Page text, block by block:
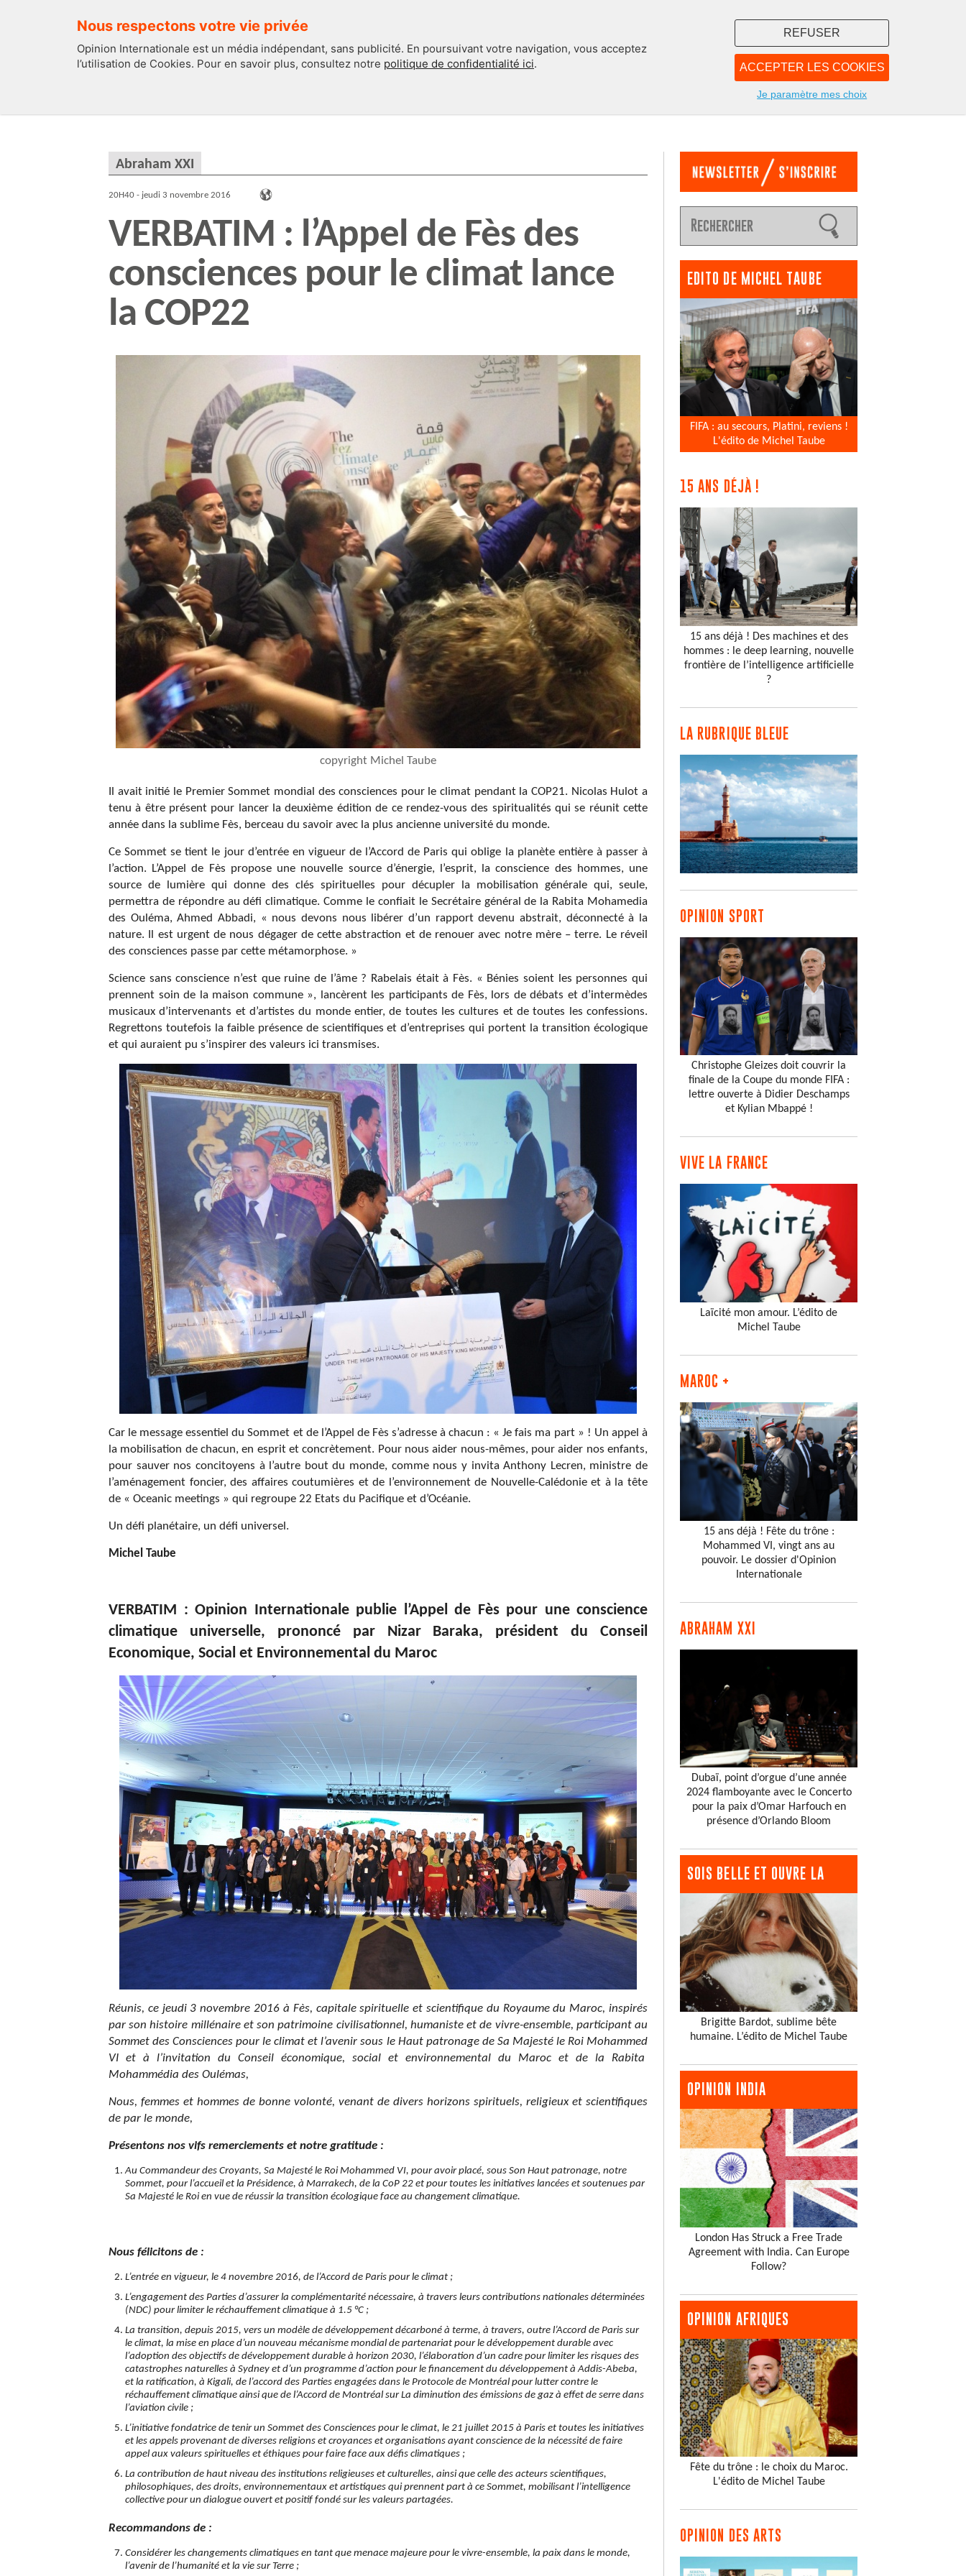
Nous respectons votre vie privée
Opinion Internationale est un média indépendant, sans publicité. En poursuivant votre navigation, vous acceptez
l’utilisation de Cookies. Pour en savoir plus, consultez notre politique de confidentialité ici. ACCEPTER LES COOKIES
REFUSER
Je paramètre mes choix
NOUS
Abraham XXI
20H40 - jeudi 3 novembre 2016
VERBATIM : l’Appel de Fès des
consciences pour le climat lance
la COP22
copyright Michel Taube
Il avait initié le Premier Sommet mondial des consciences pour le climat pendant la COP21. Nicolas Hulot a
tenu à être présent pour lancer la deuxième édition de ce rendez-vous des spiritualités qui se réunit cette
année dans la sublime Fès, berceau du savoir avec la plus ancienne université du monde.
Ce Sommet se tient le jour d’entrée en vigueur de l’Accord de Paris qui oblige la planète entière à passer à
l’action. L’Appel de Fès propose une nouvelle source d’énergie, l’esprit, la conscience des hommes, une
source de lumière qui donne des clés spirituelles pour décupler la mobilisation générale qui, seule,
permettra de répondre au défi climatique. Comme le confiait le Secrétaire général de la Rabita Mohamedia
des Ouléma, Ahmed Abbadi, « nous devons nous libérer d’un rapport devenu abstrait, déconnecté à la
nature. Il est urgent de nous dégager de cette abstraction et de renouer avec notre mère – terre. Le réveil
des consciences passe par cette métamorphose. »
Science sans conscience n’est que ruine de l’âme ? Rabelais était à Fès. « Bénies soient les personnes qui
prennent soin de la maison commune », lancèrent les participants de Fès, lors de débats et d’intermèdes
musicaux d’intervenants et d’artistes du monde entier, de toutes les cultures et de toutes les confessions.
Regrettons toutefois la faible présence de scientifiques et d’entreprises qui portent la transition écologique
et qui auraient pu s’inspirer des valeurs ici transmises.
Car le message essentiel du Sommet et de l’Appel de Fès s’adresse à chacun : « Je fais ma part » ! Un appel à
la mobilisation de chacun, en esprit et concrètement. Pour nous aider nous-mêmes, pour aider nos enfants,
pour sauver nos concitoyens à l’autre bout du monde, comme nous y invita Anthony Lecren, ministre de
l’aménagement foncier, des affaires coutumières et de l’environnement de Nouvelle-Calédonie et à la tête
de « Oceanic meetings » qui regroupe 22 Etats du Pacifique et d’Océanie.
Un défi planétaire, un défi universel.
Michel Taube
VERBATIM : Opinion Internationale publie l’Appel de Fès pour une conscience
climatique universelle, prononcé par Nizar Baraka, président du Conseil
Economique, Social et Environnemental du Maroc
Réunis, ce jeudi 3 novembre 2016 à Fès, capitale spirituelle et scientifique du Royaume du Maroc, inspirés
par son histoire millénaire et son patrimoine civilisationnel, humaniste et de vivre-ensemble, participant au
Sommet des Consciences pour le climat et l’avenir sous le Haut patronage de Sa Majesté le Roi Mohammed
VI et à l’invitation du Conseil économique, social et environnemental du Maroc et de la Rabita
Mohammédia des Oulémas,
Nous, femmes et hommes de bonne volonté, venant de divers horizons spirituels, religieux et scientifiques
de par le monde,
Présentons nos vifs remerciements et notre gratitude :
Au Commandeur des Croyants, Sa Majesté le Roi Mohammed VI, pour avoir placé, sous Son Haut patronage, notre
Sommet, pour l’accueil et la Présidence, à Marrakech, de la CoP 22 et pour toutes les initiatives lancées et soutenues par
Sa Majesté le Roi en vue de réussir la transition écologique face au changement climatique.
Nous félicitons de :
L’entrée en vigueur, le 4 novembre 2016, de l’Accord de Paris pour le climat ;
L’engagement des Parties d’assurer la complémentarité nécessaire, à travers leurs contributions nationales déterminées
(NDC) pour limiter le réchauffement climatique à 1.5 °C ;
La transition, depuis 2015, vers un modèle de développement décarboné à terme, à travers, outre l’Accord de Paris sur
le climat, la mise en place d’un nouveau mécanisme mondial de partenariat pour le développement durable avec
l’adoption des objectifs de développement durable à horizon 2030, l’élaboration d’un cadre pour limiter les risques des
catastrophes naturelles à Sydney et d’un programme d’action pour le financement du développement à Addis-Abeba,
et la ratification, à Kigali, de l’accord des Parties engagées dans le Protocole de Montréal pour lutter contre le
réchauffement climatique ainsi que de l’Accord de Montréal sur La diminution des émissions de gaz à effet de serredans
l’aviation civile ;
L’initiative fondatrice de tenir un Sommet des Consciences pour le climat, le 21 juillet 2015 à Paris et toutes les initiatives
et les appels provenant de diverses religions et croyances et organisations ayant conscience de la nécessité de faire
appel aux valeurs spirituelles et éthiques pour faire face aux défis climatiques ;
La contribution de haut niveau des institutions religieuses et culturelles, ainsi que celle des acteurs scientifiques,
philosophiques, des droits, environnementaux et artistiques qui prennent part à ce Sommet, mobilisant l’intelligence
collective pour un dialogue ouvert et positif fondé sur les valeurs partagées.
Recommandons de :
Considérer les changements climatiques en tant que menace majeure pour le vivre-ensemble, la paix dans le monde,
l’avenir de l’humanité et la vie sur Terre ;
EDITO DE MICHEL TAUBE
FIFA : au secours, Platini, reviens !
L'édito de Michel Taube
15 ANS DÉJÀ !
15 ans déjà ! Des machines et des
hommes : le deep learning, nouvelle
frontière de l’intelligence artificielle
?
LA RUBRIQUE BLEUE
OPINION SPORT
Christophe Gleizes doit couvrir la
finale de la Coupe du monde FIFA :
lettre ouverte à Didier Deschamps
et Kylian Mbappé !
VIVE LA FRANCE
Laïcité mon amour. L’édito de
Michel Taube
MAROC +
15 ans déjà ! Fête du trône :
Mohammed VI, vingt ans au
pouvoir. Le dossier d'Opinion
Internationale
ABRAHAM XXI
Dubaï, point d’orgue d’une année
2024 flamboyante avec le Concerto
pour la paix d’Omar Harfouch en
présence d’Orlando Bloom
SOIS BELLE ET OUVRE LA
Brigitte Bardot, sublime bête
humaine. L’édito de Michel Taube
OPINION INDIA
London Has Struck a Free Trade
Agreement with India. Can Europe
Follow?
OPINION AFRIQUES
Fête du trône : le choix du Maroc.
L'édito de Michel Taube
OPINION DES ARTS